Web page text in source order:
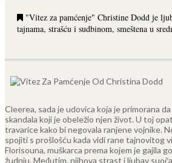
"Vitez za pamćenje" Christine Dodd je
tajnama, strašću i sudbinom, smeštena u
Cleerea, sada je udovica koja je primorana
skandala koji je obeležio njen život. U toj
travarice kako bi negovala ranjene vojnike.
spojiti s prošlošću kada vidi rane tajnovitog
Florisouna, muškarca prema kojem je gajila
žudnju. Međutim, njihova strast i ljubav